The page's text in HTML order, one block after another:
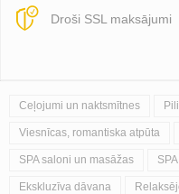
Droši SSL maksājumi
Ceļojumi un naktsmītnes
Viesnīcas, romantiska atpūta
SPA saloni un masāžas
Ekskluzīva dāvana